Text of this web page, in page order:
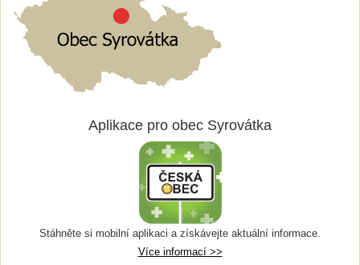
Aplikace pro obec Syrovátka
Stáhněte si mobilní aplikaci a získávejte aktuální informace.
Více informací >>